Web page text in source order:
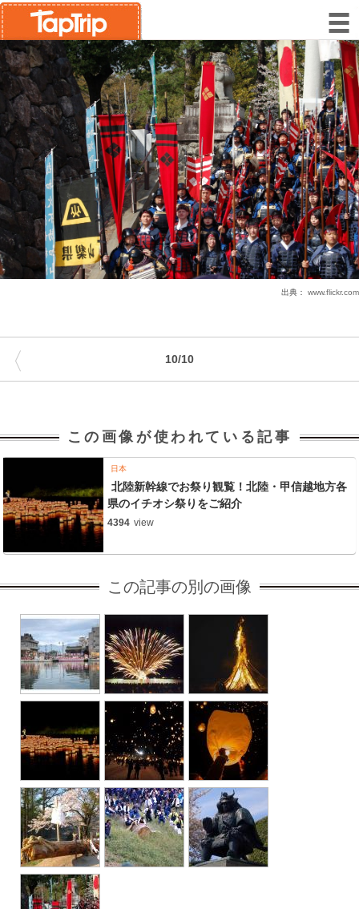
出典： www.flickr.com
10/10
〈
この画像が使われている記事
日本
北陸新幹線でお祭り観覧！北陸・甲信越地方各
県のイチオシ祭りをご紹介
4394 view
この記事の別の画像